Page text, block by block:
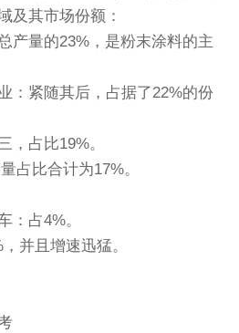
及其市场份额：
产量的23%，是粉末涂料的主
：紧随其后，占据了22%的份
，占比19%。
占比合计为17%。
：占4%。
并且增速迅猛。